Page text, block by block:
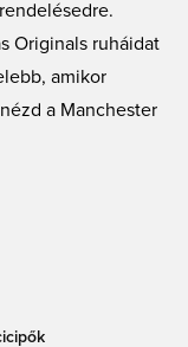
Originals ruháidat
amikor
a Manchester